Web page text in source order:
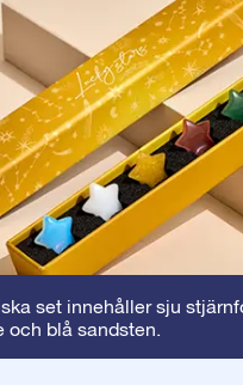
set innehåller sju
och blå sandsten.